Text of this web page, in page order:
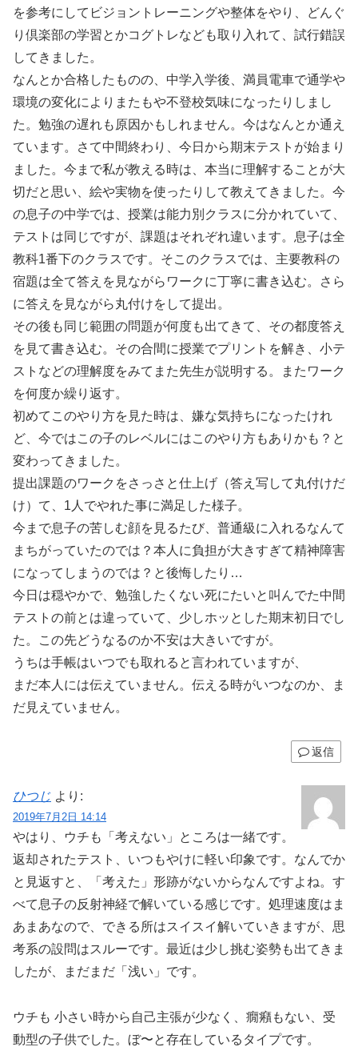
を参考にしてビジョントレーニングや整体をやり、どんぐ
り倶楽部の学習とかコグトレなども取り入れて、試行錯誤
してきました。
なんとか合格したものの、中学入学後、満員電車で通学や
環境の変化によりまたもや不登校気味になったりしまし
た。勉強の遅れも原因かもしれません。今はなんとか通え
ています。さて中間終わり、今日から期末テストが始まり
ました。今まで私が教える時は、本当に理解することが大
切だと思い、絵や実物を使ったりして教えてきました。今
の息子の中学では、授業は能力別クラスに分かれていて、
テストは同じですが、課題はそれぞれ違います。息子は全
教科1番下のクラスです。そこのクラスでは、主要教科の
宿題は全て答えを見ながらワークに丁寧に書き込む。さら
に答えを見ながら丸付けをして提出。
その後も同じ範囲の問題が何度も出てきて、その都度答え
を見て書き込む。その合間に授業でプリントを解き、小テ
ストなどの理解度をみてまた先生が説明する。またワーク
を何度か繰り返す。
初めてこのやり方を見た時は、嫌な気持ちになったけれ
ど、今ではこの子のレベルにはこのやり方もありかも？と
変わってきました。
提出課題のワークをさっさと仕上げ（答え写して丸付けだ
け）て、1人でやれた事に満足した様子。
今まで息子の苦しむ顔を見るたび、普通級に入れるなんて
まちがっていたのでは？本人に負担が大きすぎて精神障害
になってしまうのでは？と後悔したり…
今日は穏やかで、勉強したくない死にたいと叫んでた中間
テストの前とは違っていて、少しホッとした期末初日でし
た。この先どうなるのか不安は大きいですが。
うちは手帳はいつでも取れると言われていますが、
まだ本人には伝えていません。伝える時がいつなのか、ま
だ見えていません。
返信
ひつじ より:
2019年7月2日 14:14
やはり、ウチも「考えない」ところは一緒です。
返却されたテスト、いつもやけに軽い印象です。なんでか
と見返すと、「考えた」形跡がないからなんですよね。す
べて息子の反射神経で解いている感じです。処理速度はま
あまあなので、できる所はスイスイ解いていきますが、思
考系の設問はスルーです。最近は少し挑む姿勢も出てきま
したが、まだまだ「浅い」です。
ウチも 小さい時から自己主張が少なく、癇癪もない、受
動型の子供でした。ぼ〜と存在しているタイプです。